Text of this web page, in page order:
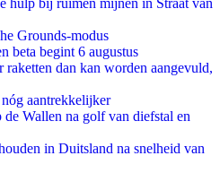
hulp bij ruimen mijnen in Straat van
Grounds-modus
beta begint 6 augustus
raketten dan kan worden aangevuld,
aantrekkelijker
Wallen na golf van diefstal en
in Duitsland na snelheid van